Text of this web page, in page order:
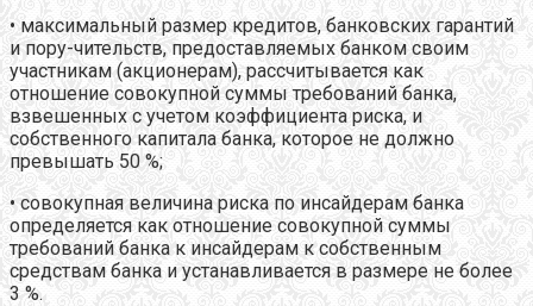
• максимальный размер кредитов, банковских гарантий
и пору-чительств, предоставляемых банком своим
участникам (акционерам), рассчитывается как
отношение совокупной суммы требований банка,
взвешенных с учетом коэффициента риска, и
собственного капитала банка, которое не должно
превышать 50 %;
• совокупная величина риска по инсайдерам банка
определяется как отношение совокупной суммы
требований банка к инсайдерам к собственным
средствам банка и устанавливается в размере не более
3 %.